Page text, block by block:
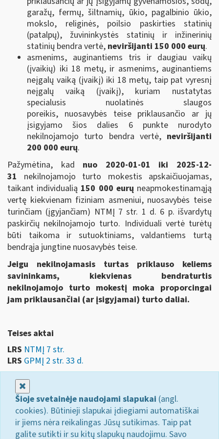
garažų, fermų, šiltnamių, ūkio, pagalbinio ūkio,
mokslo, religinės, poilsio paskirties statinių
(patalpų), žuvininkystės statinių ir inžinerinių
statinių bendra vertė, neviršijanti 150 000 eurų.
asmenims, auginantiems tris ir daugiau vaikų
(įvaikių) iki 18 metų, ir asmenims, auginantiems
neįgalų vaiką (įvaikį) iki 18 metų, taip pat vyresnį
neįgalų vaiką (įvaikį), kuriam nustatytas
specialusis nuolatinės slaugos
poreikis, nuosavybės teise priklausančio ar jų
įsigyjamo šios dalies 6 punkte nurodyto
nekilnojamojo turto bendra vertė, neviršijanti
200 000 eurų.
Pažymėtina, kad nuo 2020-01-01 iki 2025-12-
31 nekilnojamojo turto mokestis apskaičiuojamas,
taikant individualią 150 000 eurų neapmokestinamąją
vertę kiekvienam fiziniam asmeniui, nuosavybės teise
turinčiam (įgyjančiam) NTMĮ 7 str. 1 d. 6 p. išvardytų
paskirčių nekilnojamojo turto. Individuali vertė turėtų
būti taikoma ir sutuoktiniams, valdantiems turtą
bendrąja jungtine nuosavybės teise.
Jeigu nekilnojamasis turtas priklauso keliems
savininkams, kiekvienas bendraturtis
nekilnojamojo turto mokestį moka proporcingai
jam priklausančiai (ar įsigyjamai) turto daliai.
Teises aktai
LRS NTMĮ 7 str.
LRS GPMĮ 2 str. 33 d.
Šioje svetainėje naudojami slapukai (angl.
cookies). Būtinieji slapukai įdiegiami automatiškai
ir jiems nėra reikalingas Jūsų sutikimas. Taip pat
galite sutikti ir su kitų slapukų naudojimu. Savo